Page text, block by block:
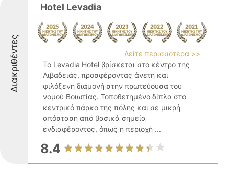
Διακριθέντες
Hotel Levadia
Δείτε περισσότερα >>
Το Levadia Hotel βρίσκεται στο κέντρο της
Λιβαδειάς, προσφέροντας άνετη και
φιλόξενη διαμονή στην πρωτεύουσα του
νομού Βοιωτίας. Τοποθετημένο δίπλα στο
κεντρικό πάρκο της πόλης και σε μικρή
απόσταση από βασικά σημεία
ενδιαφέροντος, όπως η περιοχή ...
8.4